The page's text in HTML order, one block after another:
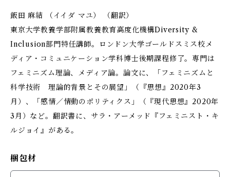
飯田 麻結 （イイダ マユ） （翻訳）
東京大学教養学部附属教養教育高度化機構Diversity &
Inclusion部門特任講師。ロンドン大学ゴールドスミス校メ
ディア・コミュニケーション学科博士後期課程修了。専門は
フェミニズム理論、メディア論。論文に、「フェミニズムと
科学技術 理論的背景とその展望」（『思想』2020年3
月）、「感情／情動のポリティクス」（『現代思想』2020年
3月）など。翻訳書に、サラ・アーメッド『フェミニスト・キ
ルジョイ』がある。
梱包材